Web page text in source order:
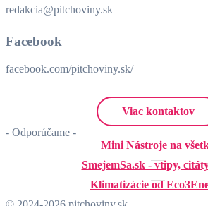
redakcia@pitchoviny.sk
Facebook
facebook.com/pitchoviny.sk/
Viac kontaktov
- Odporúčame -
Mini Nástroje na
SmejemSa.sk - vtipy,
Klimatizácie od